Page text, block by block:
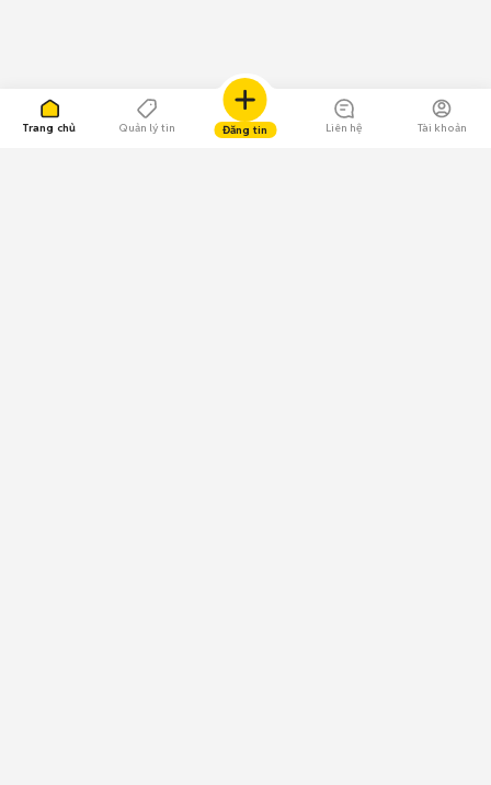
Trang chủ Quản lý tin Đăng tin Liên hệ Tài khoản